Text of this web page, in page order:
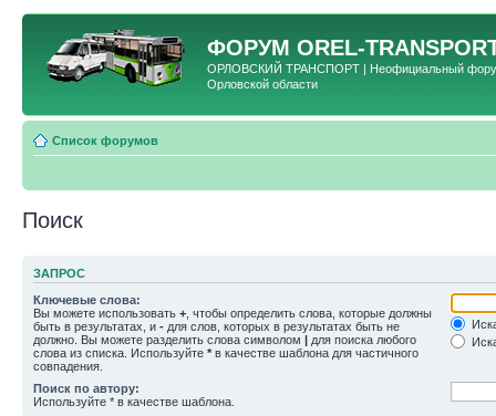
ФОРУМ OREL-
ОРЛОВСКИЙ ТРАНСПОРТ | Неофициальный форум
Орловской области
Список форумов
Поиск
ЗАПРОС
Ключевые слова:
Вы можете использовать + , чтобы определить слова, которые должны
быть в результатах, и - для слов, которых в результатах быть не
должно. Вы можете разделить слова символом | для поиска любого
слова из списка. Используйте * в качестве шаблона для частичного
совпадения.
Поиск по автору:
Используйте * в качестве шаблона.